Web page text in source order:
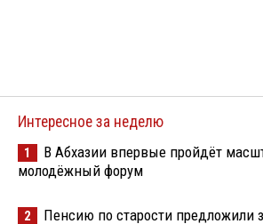
Интересное за неделю
1
В Абхазии впервые пройдёт
молодёжный форум
2
Пенсию по старости предложили